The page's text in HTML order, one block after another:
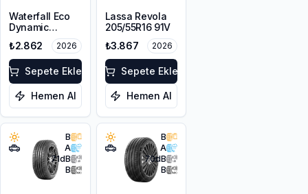
Waterfall Eco
Dynamic
205/45R16 87W
XL
₺2.862 2026
Sepete Ekle
Hemen Al
Lassa Revola
205/55R16 91V
₺3.867
2026
Sepete Ekle
Hemen Al
B
A
71dB
B
B
A
70dB
B